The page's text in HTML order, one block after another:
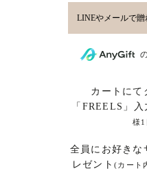
カートにて
「FREELS」
様
全員にお好きな
レゼント (カート